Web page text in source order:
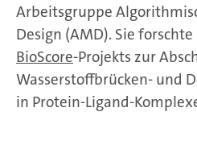
Arbeitsgruppe
Design (AMD). Sie
BioScore-Projekts zur
Wasserstoffbrücken- und
in Protein-Ligand-